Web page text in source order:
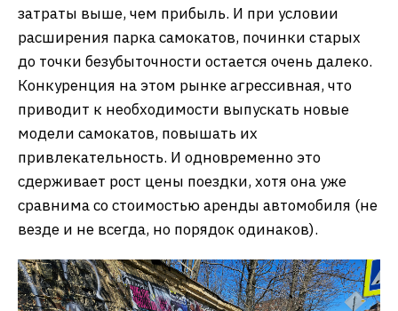
затраты выше, чем прибыль. И при условии
расширения парка самокатов, починки старых
до точки безубыточности остается очень далеко.
Конкуренция на этом рынке агрессивная, что
приводит к необходимости выпускать новые
модели самокатов, повышать их
привлекательность. И одновременно это
сдерживает рост цены поездки, хотя она уже
сравнима со стоимостью аренды автомобиля (не
везде и не всегда, но порядок одинаков).